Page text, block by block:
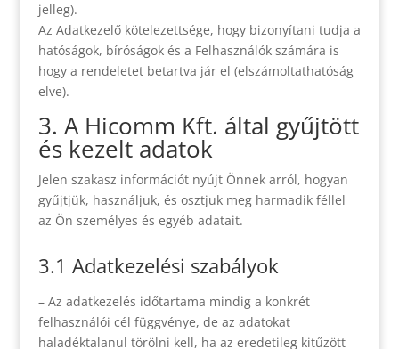
jelleg).
Az Adatkezelő kötelezettsége, hogy bizonyítani tudja a
hatóságok, bíróságok és a Felhasználók számára is
hogy a rendeletet betartva jár el (elszámoltathatóság
elve).
3. A Hicomm Kft. által gyűjtött
és kezelt adatok
Jelen szakasz információt nyújt Önnek arról, hogyan
gyűjtjük, használjuk, és osztjuk meg harmadik féllel
az Ön személyes és egyéb adatait.
3.1 Adatkezelési szabályok
– Az adatkezelés időtartama mindig a konkrét
felhasználói cél függvénye, de az adatokat
haladéktalanul törölni kell, ha az eredetileg kitűzött